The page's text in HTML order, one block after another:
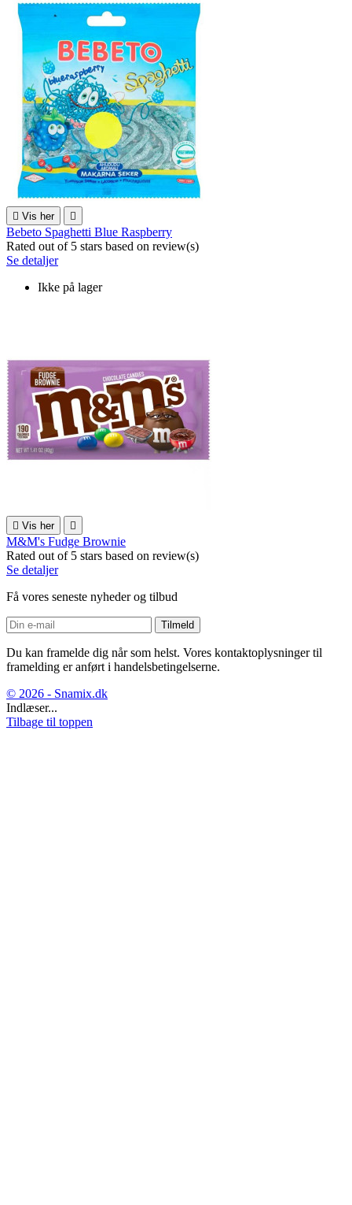
 Vis her 
Bebeto Spaghetti Blue Raspberry
Rated out of 5 stars based on review(s)
Se detaljer
Ikke på lager
 Vis her 
M&M's Fudge Brownie
Rated out of 5 stars based on review(s)
Se detaljer
Få vores seneste nyheder og tilbud
Du kan framelde dig når som helst. Vores kontaktoplysninger til
framelding er anført i handelsbetingelserne.
© 2026 - Snamix.dk
Indlæser...
Tilbage til toppen